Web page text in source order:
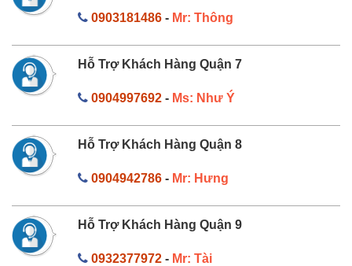
0903181486- Mr: Thông
Hỗ Trợ Khách Hàng Quận 7
0904997692- Ms: Như Ý
Hỗ Trợ Khách Hàng Quận 8
0904942786- Mr: Hưng
Hỗ Trợ Khách Hàng Quận 9
0932377972- Mr: Tài